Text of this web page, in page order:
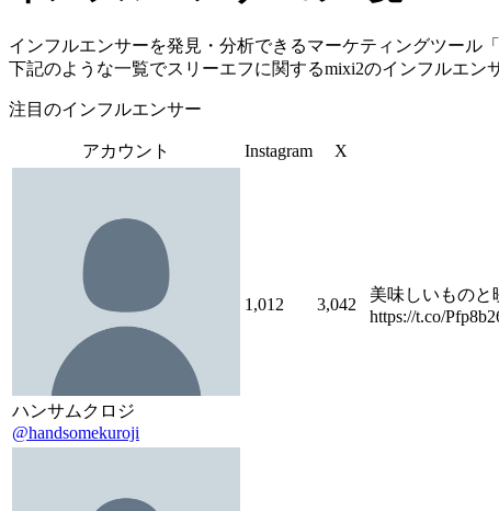
インフルエンサーを発見・分析できるマーケティングツール
下記のような一覧でスリーエフに関するmixi2のインフルエン
注目のインフルエンサー
アカウント Instagram X
ハンサムクロジ
@handsomekuroji
1,012 3,042
美味しいものと
https://t.co/